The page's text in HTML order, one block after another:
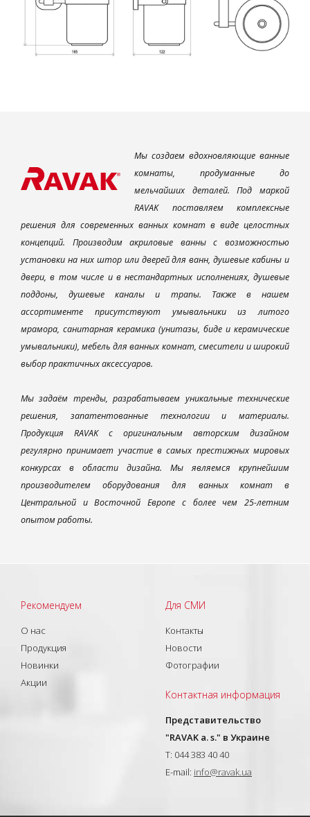
Мы создаем вдохновляющие ванные
комнаты, продуманные до
мельчайших деталей. Под маркой
RAVAK поставляем комплексные
решения для современных ванных комнат в виде целостных
концепций. Производим акриловые ванны с возможностью
установки на них штор или дверей для ванн, душевые кабины и
двери, в том числе и в нестандартных исполнениях, душевые
поддоны, душевые каналы и трапы. Также в нашем
ассортименте присутствуют умывальники из литого
мрамора, санитарная керамика (унитазы, биде и керамические
умывальники), мебель для ванных комнат, смесители и широкий
выбор практичных аксессуаров.
Мы задаём тренды, разрабатываем уникальные технические
решения, запатентованные технологии и материалы.
Продукция RAVAK с оригинальным авторским дизайном
регулярно принимает участие в самых престижных мировых
конкурсах в области дизайна. Мы являемся крупнейшим
производителем оборудования для ванных комнат в
Центральной и Восточной Европе с более чем 25-летним
опытом работы.
Рекомендуем
О нас
Продукция
Новинки
Акции
Для СМИ
Контакты
Новости
Фотографии
Контактная информация
Представительство
"RAVAK a. s." в Украине
T: 044 383 40 40
E-mail: info@ravak.ua